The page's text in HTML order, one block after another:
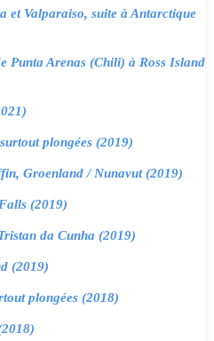
et Valparaiso, suite à Antarctique
Punta Arenas (Chili) à Ross Island
plongées (2019)
Groenland / Nunavut (2019)
(2019)
da Cunha (2019)
(2019)
plongées (2018)